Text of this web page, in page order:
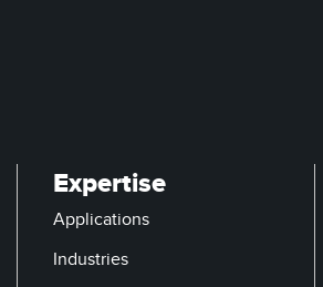
Expertise
Applications
Industries